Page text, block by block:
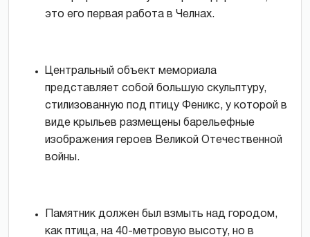
это его первая работа в Челнах.
Центральный объект мемориала
представляет собой большую скульптуру,
стилизованную под птицу Феникс, у которой в
виде крыльев размещены барельефные
изображения героев Великой Отечественной
войны.
Памятник должен был взмыть над городом,
как птица, на 40-метровую высоту, но в